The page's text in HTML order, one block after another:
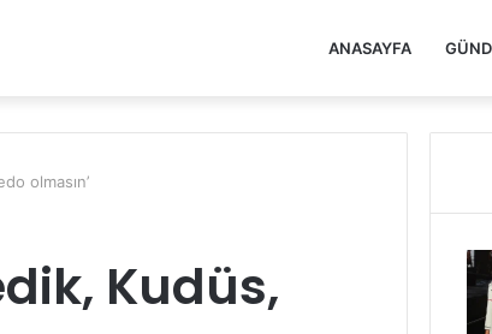
ANASAYFA
olmasın’
Kudüs,